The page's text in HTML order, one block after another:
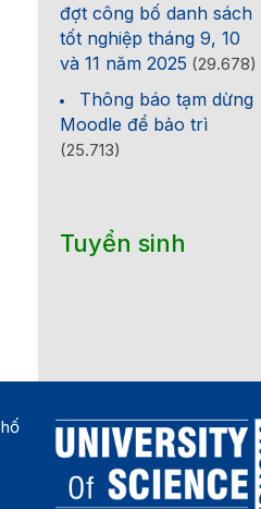
đợt công bố danh sách
tốt nghiệp tháng 9, 10
và 11 năm 2025 (29.678)
Thông báo tạm dừng
Moodle để bảo trì
(25.713)
Tuyển sinh